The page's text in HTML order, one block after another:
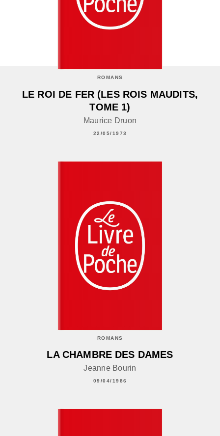
ROMANS
LE ROI DE FER (LES ROIS MAUDITS,
TOME 1)
Maurice Druon
22/05/1973
ROMANS
LA CHAMBRE DES DAMES
Jeanne Bourin
09/04/1986